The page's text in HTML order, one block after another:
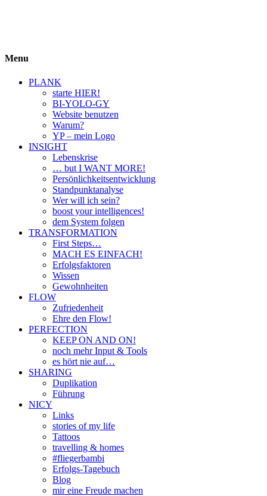
Menu
PLANK
starte HIER!
BI-YOLO-GY
Website benutzen
Warum?
YP – mein Logo
INSIGHT
Lebenskrise
… but I WANT MORE!
Persönlichkeitsentwicklung
Standpunktanalyse
Wer will ich sein?
boost your intelligences!
dem System folgen
TRANSFORMATION
First Steps…
MACH ES EINFACH!
Erfolgsfaktoren
Wissen
Gewohnheiten
FLOW
Zufriedenheit
Ehre den Flow!
PERFECTION
KEEP ON AND ON!
noch mehr Input & Tools
es hört nie auf…
SHARING
Duplikation
Führung
NICY
Links
stories of my life
Tattoos
travelling & homes
#fliegerbambi
Erfolgs-Tagebuch
Blog
mir eine Freude machen